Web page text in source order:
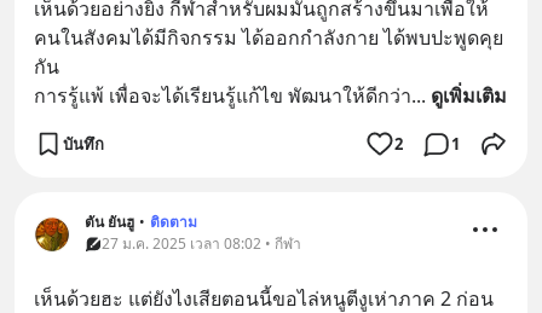
เห็นด้วยอย่างยิ่ง​ กีฬาสำหรับผมมันถูกสร้างขึ้นมาเพื่อให้
คนในสังคมได้มีกิจกรรม​ ได้ออกกำลังกาย​ ได้พบปะพูดคุย
กัน
การรู้แพ้​ เพื่อจะได้เรียนรู้แก้ไข​ พัฒนาให้ดีกว่า... ดูเพิ่มเติม
บันทึก 2 1
ตัน ยันฮู • ติดตาม
27 ม.ค. 2025 เวลา 08:02 • กีฬา
เห็นด้วยฮะ แต่ยังไงเสียตอนนี้ขอไล่หนูตีงูเห่าภาค 2 ก่อน